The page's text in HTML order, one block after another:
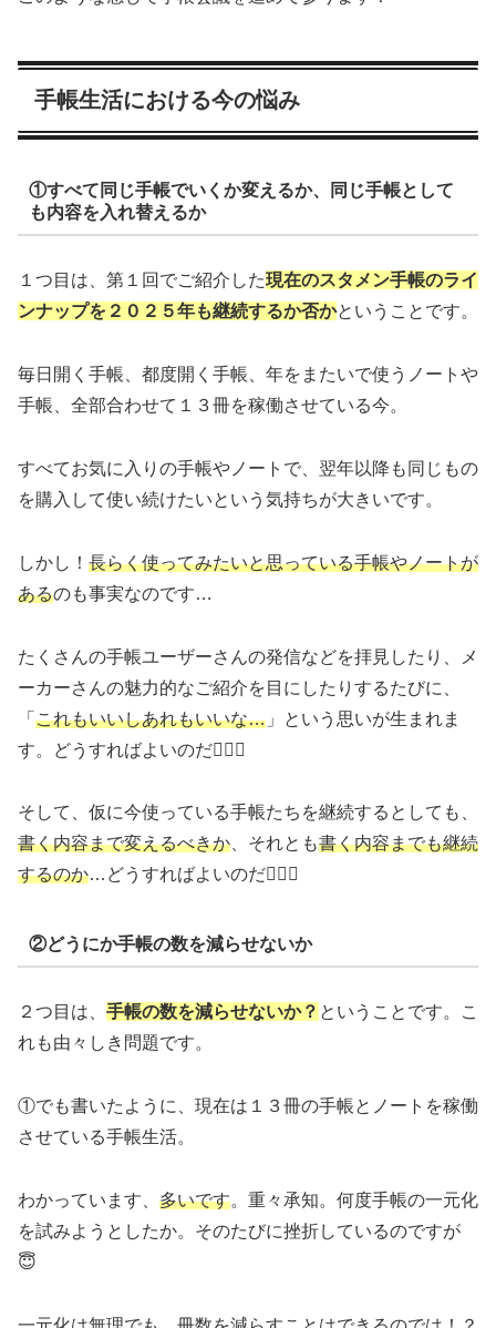
手帳生活における今の悩み
①すべて同じ手帳でいくか変えるか、同じ手帳として
も内容を入れ替えるか
１つ目は、第１回でご紹介した現在のスタメン手帳のライ
ンナップを２０２５年も継続するか否かということです。
毎日開く手帳、都度開く手帳、年をまたいで使うノートや
手帳、全部合わせて１３冊を稼働させている今。
すべてお気に入りの手帳やノートで、翌年以降も同じもの
を購入して使い続けたいという気持ちが大きいです。
しかし！ 長らく使ってみたいと思っている手帳やノートが
あるのも事実なのです…
たくさんの手帳ユーザーさんの発信などを拝見したり、メ
ーカーさんの魅力的なご紹介を目にしたりするたびに、
「 これもいいしあれもいいな… 」という思いが生まれま
す。どうすればよいのだ🤦🏻‍♀️
そして、仮に今使っている手帳たちを継続するとしても、
書く内容まで変えるべきか 、それとも書く内容までも継続
するのか…どうすればよいのだ🤦🏻‍♀️
②どうにか手帳の数を減らせないか
２つ目は、 手帳の数を減らせないか？ ということです。こ
れも由々しき問題です。
①でも書いたように、現在は１３冊の手帳とノートを稼働
させている手帳生活。
わかっています、 多いです。重々承知。何度手帳の一元化
を試みようとしたか。そのたびに挫折しているのですが
😇